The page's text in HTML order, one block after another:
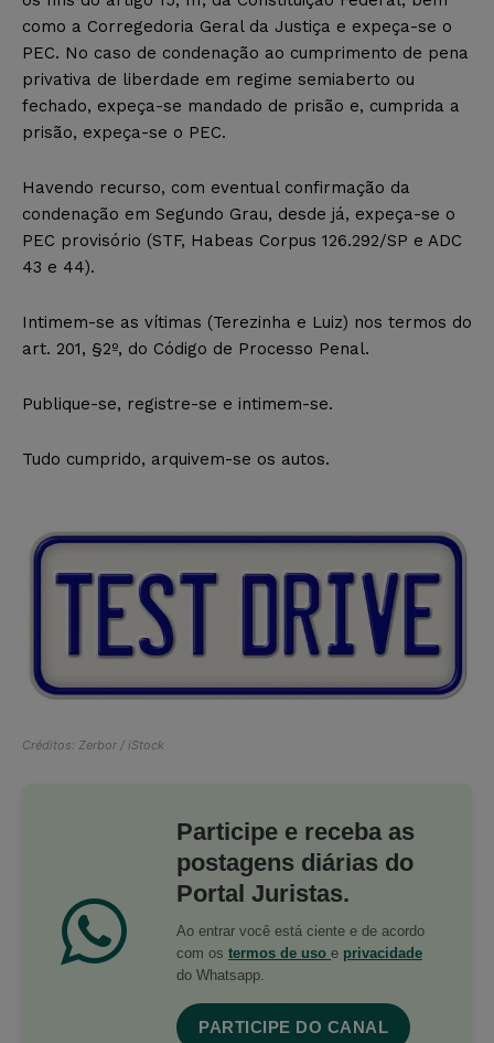
como a Corregedoria Geral da Justiça e expeça-se o
PEC. No caso de condenação ao cumprimento de pena
privativa de liberdade em regime semiaberto ou
fechado, expeça-se mandado de prisão e, cumprida a
prisão, expeça-se o PEC.
Havendo recurso, com eventual confirmação da
condenação em Segundo Grau, desde já, expeça-se o
PEC provisório (STF, Habeas Corpus 126.292/SP e ADC
43 e 44).
Intimem-se as vítimas (Terezinha e Luiz) nos termos do
art. 201, §2º, do Código de Processo Penal.
Publique-se, registre-se e intimem-se.
Tudo cumprido, arquivem-se os autos.
Créditos: Zerbor / iStock
Participe e receba as
postagens diárias do
Portal Juristas.
Ao entrar você está ciente e de acordo
com os termos de uso e privacidade
do Whatsapp.
PARTICIPE DO CANAL